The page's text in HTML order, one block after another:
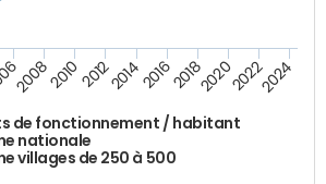
de fonctionnement / habitant
nationale
villages de 250 à 500
200820102012201420162018202020222024